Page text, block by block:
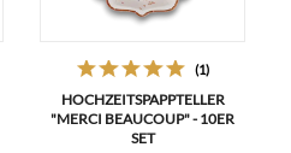
(1)
HOCHZEITSPAPPTELLER
"MERCI BEAUCOUP" - 10ER
SET